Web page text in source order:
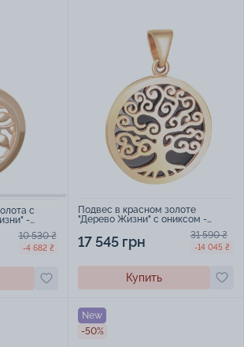
с
-
10 530 ₴
-4 682 ₴
Подвес в красном золоте
"Дерево Жизни" с ониксом -
17 545 грн 31 590 ₴
-14 045 ₴
Купить
New
-50%